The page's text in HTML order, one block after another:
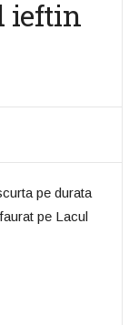
ieftin
pe durata
pe Lacul